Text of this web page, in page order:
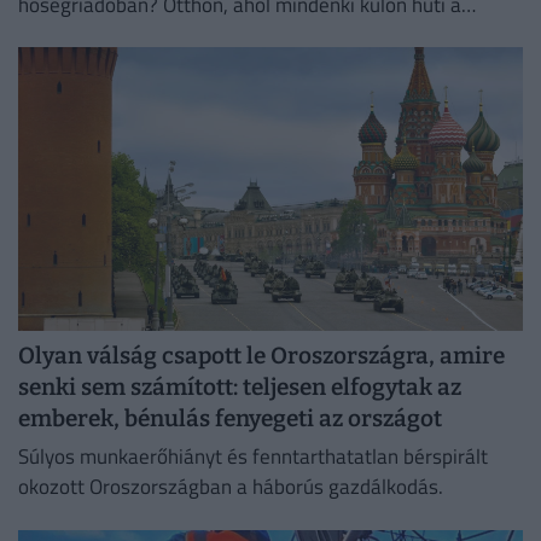
irodaházban, ahol a hűtés központilag működik.
Olyan válság csapott le Oroszországra, amire
senki sem számított: teljesen elfogytak az
emberek, bénulás fenyegeti az országot
Súlyos munkaerőhiányt és fenntarthatatlan bérspirált
okozott Oroszországban a háborús gazdálkodás.